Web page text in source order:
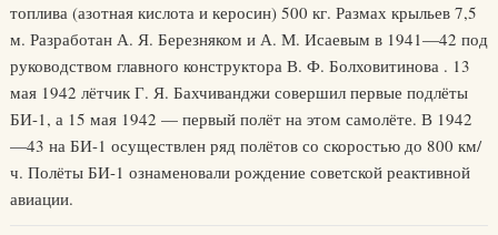
топлива (азотная кислота и керосин) 500 кг. Размах крыльев 7,5
м. Разработан А. Я. Березняком и А. М. Исаевым в 1941—42 под
руководством главного конструктора В. Ф. Болховитинова . 13
мая 1942 лётчик Г. Я. Бахчиванджи совершил первые подлёты
БИ-1, а 15 мая 1942 — первый полёт на этом самолёте. В 1942
—43 на БИ-1 осуществлен ряд полётов со скоростью до 800 км/
ч. Полёты БИ-1 ознаменовали рождение советской реактивной
авиации.